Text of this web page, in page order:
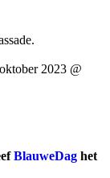
2023 @
BlauweDag het